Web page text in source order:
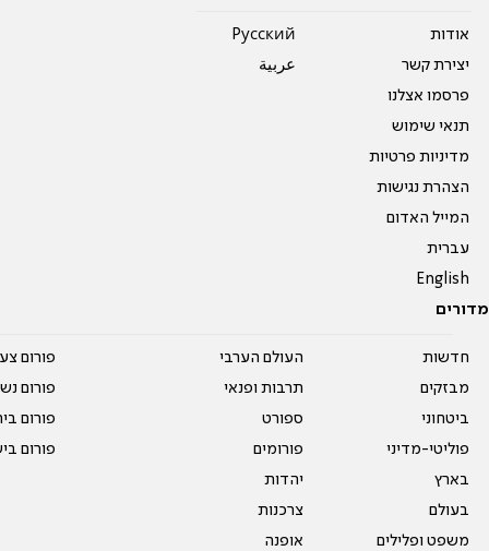
אודות
יצירת קשר
פרסמו אצלנו
תנאי שימוש
מדיניות פרטיות
הצהרת נגישות
המייל האדום
עברית
English
Pусский
عربية
מדורים
חדשות
מבזקים
ביטחוני
פוליטי-מדיני
בארץ
בעולם
משפט ופלילים
העולם הערבי
תרבות ופנאי
ספורט
פורומים
יהדות
צרכנות
אופנה
פורום
פורום
פורום
פורום